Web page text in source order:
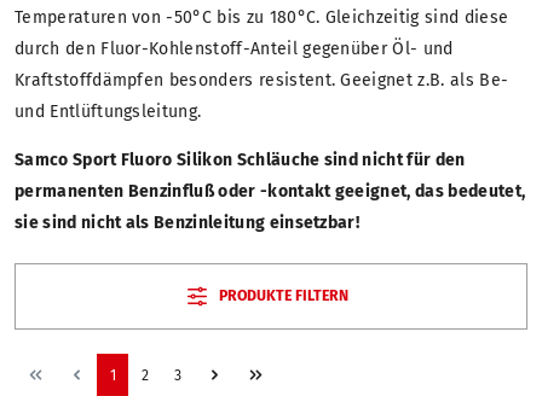
Temperaturen von -50°C bis zu 180°C. Gleichzeitig sind diese
durch den Fluor-Kohlenstoff-Anteil gegenüber Öl- und
Kraftstoffdämpfen besonders resistent. Geeignet z.B. als Be-
und Entlüftungsleitung.
Samco Sport Fluoro Silikon Schläuche sind nicht für den
permanenten Benzinfluß oder -kontakt geeignet, das bedeutet,
sie sind nicht als Benzinleitung einsetzbar!
PRODUKTE FILTERN
1 2 3